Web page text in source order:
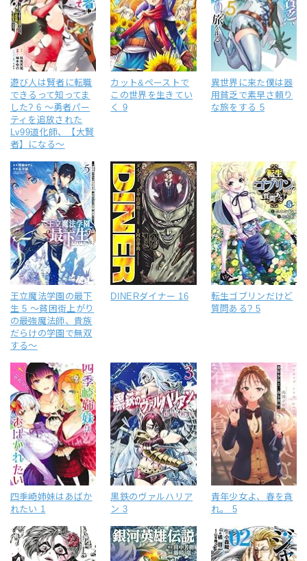
遊び人は賢者に転職
できるって知ってま
した? 6 ～勇者パー
ティを追放された
Lv99道化師、【大賢
者】になる～
カット&ペーストで
この世界を生きてい
く 9
異世界に来た僕は器
用貧乏で素早さ頼り
な旅をする 5
王立魔法学園の最下
生 5 ～貧困街上がり
の最強魔法師、貴族
だらけの学園で無双
する～
DINERダイナー 16
転生ゴブリンだけど
質問ある? 5
四季崎姉妹はあばか
れたい 1
黒鉄のヴァルハリア
ン 3
青年少女よ、春を貪
れ。 5